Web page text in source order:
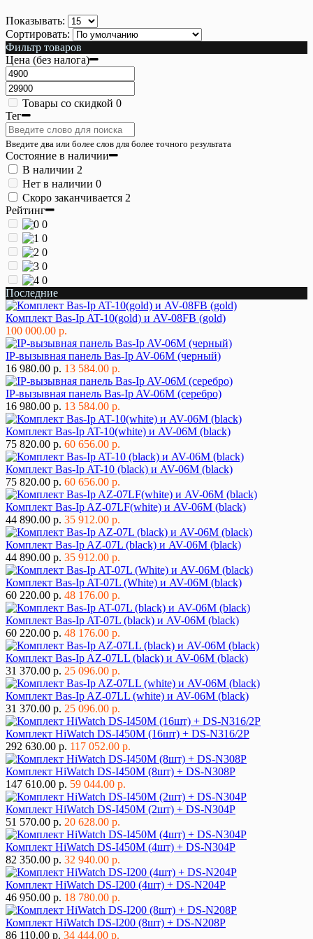
Показывать:
Сортировать:
Фильтр товаров
Цена (без налога)
Товары со скидкой 0
Тег
Введите два или более слов для более точного результата
Состояние в наличии
В наличии 2
Нет в наличии 0
Скоро заканчивается 2
Рейтинг
0
0
0
0
0
Последние
Комплект Bas-Ip AT-10(gold) и AV-08FB (gold)
100 000.00 р.
IP-вызывная панель Bas-Ip AV-06M (черный)
16 980.00 р. 13 584.00 р.
IP-вызывная панель Bas-Ip AV-06M (серебро)
16 980.00 р. 13 584.00 р.
Комплект Bas-Ip AT-10(white) и AV-06M (black)
75 820.00 р. 60 656.00 р.
Комплект Bas-Ip AT-10 (black) и AV-06M (black)
75 820.00 р. 60 656.00 р.
Комплект Bas-Ip AZ-07LF(white) и AV-06M (black)
44 890.00 р. 35 912.00 р.
Комплект Bas-Ip AZ-07L (black) и AV-06M (black)
44 890.00 р. 35 912.00 р.
Комплект Bas-Ip AT-07L (White) и AV-06M (black)
60 220.00 р. 48 176.00 р.
Комплект Bas-Ip AT-07L (black) и AV-06M (black)
60 220.00 р. 48 176.00 р.
Комплект Bas-Ip AZ-07LL (black) и AV-06M (black)
31 370.00 р. 25 096.00 р.
Комплект Bas-Ip AZ-07LL (white) и AV-06M (black)
31 370.00 р. 25 096.00 р.
Комплект HiWatch DS-I450M (16шт) + DS-N316/2P
292 630.00 р. 117 052.00 р.
Комплект HiWatch DS-I450M (8шт) + DS-N308P
147 610.00 р. 59 044.00 р.
Комплект HiWatch DS-I450M (2шт) + DS-N304P
51 570.00 р. 20 628.00 р.
Комплект HiWatch DS-I450M (4шт) + DS-N304P
82 350.00 р. 32 940.00 р.
Комплект HiWatch DS-I200 (4шт) + DS-N204P
46 950.00 р. 18 780.00 р.
Комплект HiWatch DS-I200 (8шт) + DS-N208P
86 110.00 р. 34 444.00 р.